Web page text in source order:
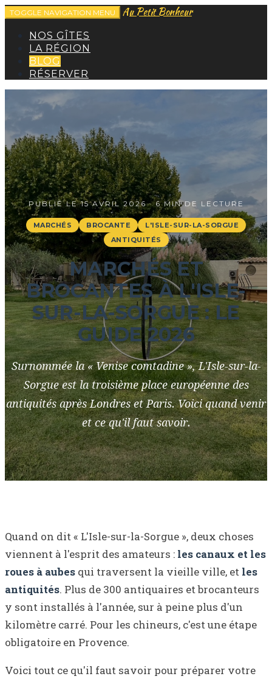
TOGGLE NAVIGATION MENU Au Petit Bonheur
NOS GÎTES
LA RÉGION
BLOG
RÉSERVER
PUBLIÉ LE 15 AVRIL 2026 · 6 MIN DE LECTURE
MARCHÉS BROCANTE
L'ISLE-SUR-LA-SORGUE
ANTIQUITÉS
MARCHÉS ET
BROCANTES À L'ISLE-
SUR-LA-SORGUE : LE
GUIDE 2026
Surnommée la « Venise comtadine », L'Isle-sur-la-
Sorgue est la troisième place européenne des
antiquités après Londres et Paris. Voici quand venir
et ce qu'il faut savoir.
Quand on dit « L'Isle-sur-la-Sorgue », deux choses
viennent à l'esprit des amateurs : les canaux et les
roues à aubes qui traversent la vieille ville, et les
antiquités. Plus de 300 antiquaires et brocanteurs
y sont installés à l'année, sur à peine plus d'un
kilomètre carré. Pour les chineurs, c'est une étape
obligatoire en Provence.
Voici tout ce qu'il faut savoir pour préparer votre